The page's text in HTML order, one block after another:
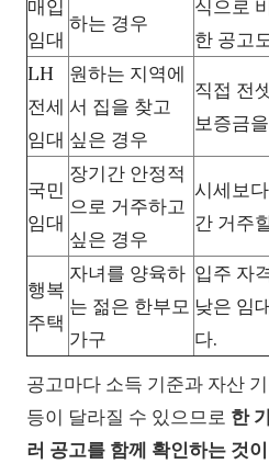
매입
임대
하는 경우
식으로
한 공고
LH
전세
임대
원하는 지역에
서 집을 찾고
싶은 경우
직접 전
보증금
국민
임대
장기간 안정적
으로 거주하고
싶은 경우
시세보
간 거주
행복
주택
자녀를 양육하
는 젊은 한부모
가구
입주 자
낮은 임
다.
공고마다 소득 기준과 자산
등이 달라질 수 있으므로 한
러 공고를 함께 확인하는 것